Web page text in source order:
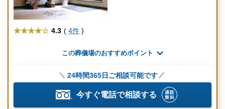
★★★★ 4.3 ( 4件 )
この葬儀場のおすすめポイント
24時間365日ご相談可能です
今すぐ電話で相談する